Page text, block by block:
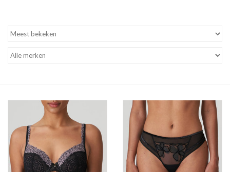
Solden
Lingerie-accessoires
Cadeaubonnen